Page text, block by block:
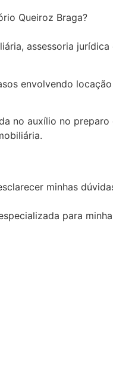
Queiroz Braga?
assessoria
envolvendo
no auxílio no
minhas
para